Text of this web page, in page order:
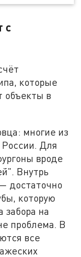
с
которые
объекты в
многие из
России. Для
вроде
Внутрь
достаточно
которую
забора на
проблема. В
все